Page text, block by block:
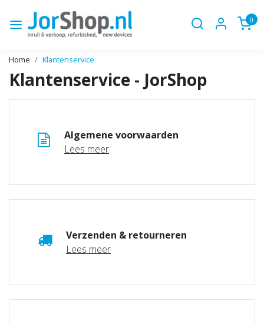
0
Home Klantenservice
Klantenservice - JorShop
Algemene voorwaarden
Lees meer
Verzenden & retourneren
Lees meer